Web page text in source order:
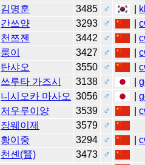
김명훈 3485 ♂
간쓰양 3293 ♂ |
천쯔젠 3442 ♂ |
룽이 3427 ♂ |
탄샤오 3550 ♂ |
쓰루타 가즈시 3138 ♂ |
니시오카 마사오 3056 ♂ |
저우루이양 3539 ♂ |
장웨이제 3579
♂
황이중 3294 ♂ |
천셴(賢) 3473
♂